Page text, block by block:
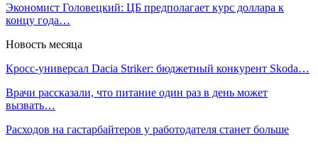
Экономист Головецкий: ЦБ предполагает курс доллара к
концу года…
Новость месяца
Кросс-универсал Dacia Striker: бюджетный конкурент Skoda…
Врачи рассказали, что питание один раз в день может
вызвать…
Расходов на гастарбайтеров у работодателя станет больше